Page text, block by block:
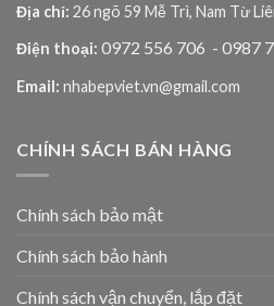
Địa chỉ: 26 ngõ 59 Mễ Trì, Nam Từ
Điện thoại: 0972 556 706 - 0987
Email: nhabepviet.vn@gmail.com
CHÍNH SÁCH BÁN HÀNG
Chính sách bảo mật
Chính sách bảo hành
Chính sách vận chuyển, lắp đặt